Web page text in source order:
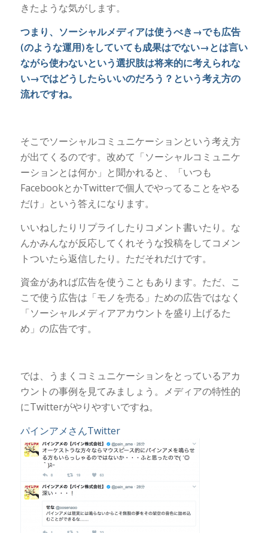
きたような気がします。
つまり、ソーシャルメディアは使うべき→でも広告
(のような運用)をしていても成果はでない→とは言い
ながら使わないという選択肢は将来的に考えられな
い→ではどうしたらいいのだろう？という考え方の
流れですね。
そこでソーシャルコミュニケーションという考え方
が出てくるのです。改めて「ソーシャルコミュニケ
ーションとは何か」と聞かれると、「いつも
FacebookとかTwitterで個人でやってることをやる
だけ」という答えになります。
いいねしたりリプライしたりコメント書いたり。な
んかみんなが反応してくれそうな投稿をしてコメン
トついたら返信したり。ただそれだけです。
資金があれば広告を使うこともあります。ただ、こ
こで使う広告は「モノを売る」ための広告ではなく
「ソーシャルメディアアカウントを盛り上げるた
め」の広告です。
では、うまくコミュニケーションをとっているアカ
ウントの事例を見てみましょう。メディアの特性的
にTwitterがやりやすいですね。
パインアメさんTwitter